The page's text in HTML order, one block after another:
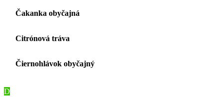
Čakanka obyčajná
Citrónová tráva
Čiernohlávok obyčajný
D